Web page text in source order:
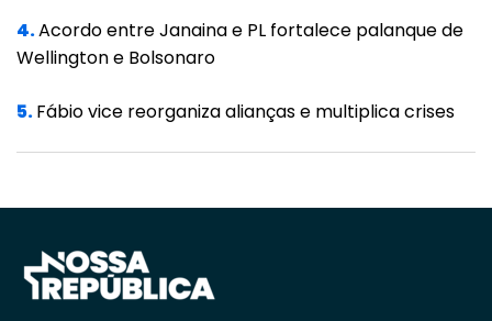
de prefeitos se reuniu para deliberar sobre os
itens que seriam incluídos na proposta de
com critérios semelhantes aos adotados em
Cuiabá. Uma das propostas da AMM e dos
para as 22 horas, e o fechamento de várias
atividades comerciais às 21 horas. Ele frisou
que a pressão é muito grande do setor
4.Acordo entre Janaina e PL fortalece palanque de
Wellington e Bolsonaro
5.Fábio vice reorganiza alianças e multiplica crises